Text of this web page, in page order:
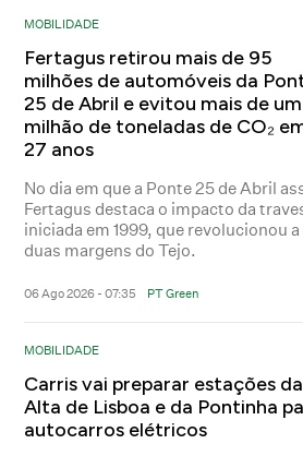
MOBILIDADE
Fertagus retirou mais de 95
milhões de automóveis da
25 de Abril e evitou mais de um
milhão de toneladas de CO₂
27 anos
No dia em que a Ponte 25 de Abril
Fertagus destaca o impacto da
iniciada em 1999, que revolucionou
duas margens do Tejo.
06 Ago 2026 - 07:35 PT Green
MOBILIDADE
Carris vai preparar estações da
Alta de Lisboa e da Pontinha
autocarros elétricos